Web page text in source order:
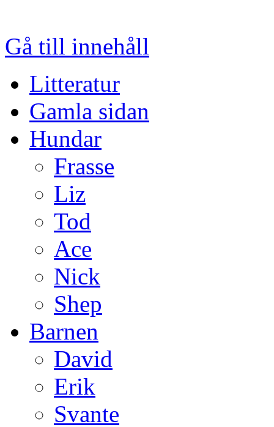
Gå till innehåll
Litteratur
Gamla sidan
Hundar
Frasse
Liz
Tod
Ace
Nick
Shep
Barnen
David
Erik
Svante